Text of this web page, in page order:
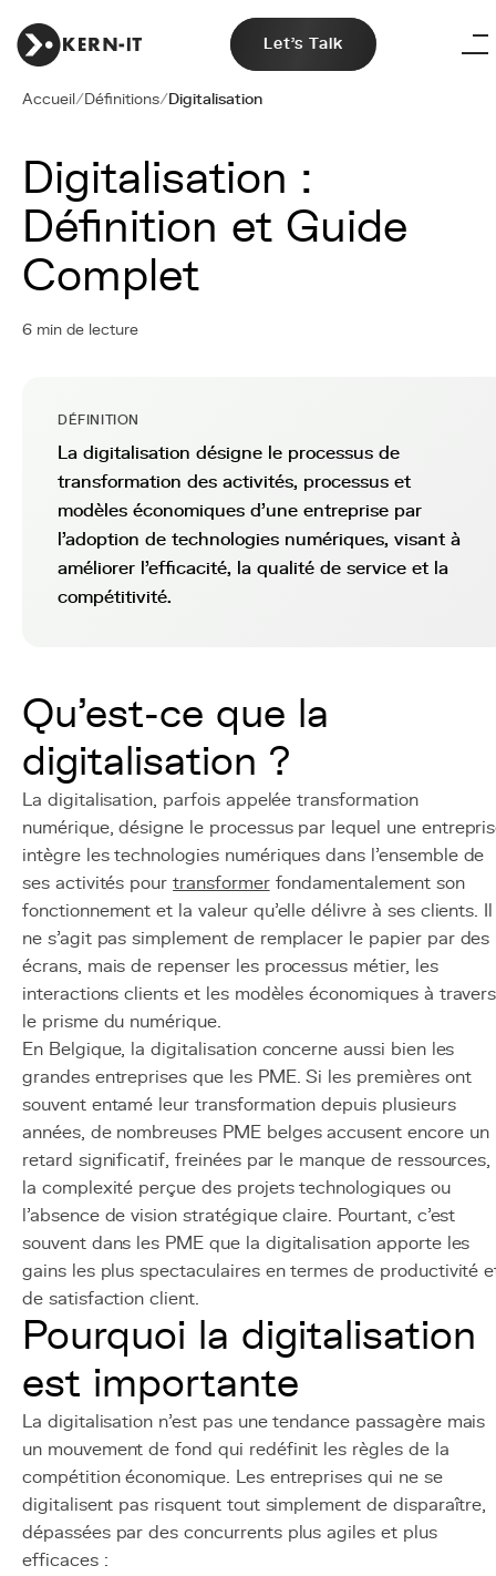
Let's Talk
Accueil/Définitions/Digitalisation
Digitalisation :
Définition et Guide
Complet
6 min de lecture
DÉFINITION
La digitalisation désigne le processus de
transformation des activités, processus et
modèles économiques d'une entreprise par
l'adoption de technologies numériques, visant à
améliorer l'efficacité, la qualité de service et la
compétitivité.
Qu'est-ce que la
digitalisation ?
La digitalisation, parfois appelée transformation
numérique, désigne le processus par lequel une
intègre les technologies numériques dans l'ensemble de
ses activités pourtransformerfondamentalement son
fonctionnement et la valeur qu'elle délivre à ses clients. Il
ne s'agit pas simplement de remplacer le papier par des
écrans, mais de repenser les processus métier, les
interactions clients et les modèles économiques à travers
le prisme du numérique.
En Belgique, la digitalisation concerne aussi bien les
grandes entreprises que les PME. Si les premières ont
souvent entamé leur transformation depuis plusieurs
années, de nombreuses PME belges accusent encore un
retard significatif, freinées par le manque de ressources,
la complexité perçue des projets technologiques ou
l'absence de vision stratégique claire. Pourtant, c'est
souvent dans les PME que la digitalisation apporte les
gains les plus spectaculaires en termes de productivité
de satisfaction client.
Pourquoi la digitalisation
est importante
La digitalisation n'est pas une tendance passagère mais
un mouvement de fond qui redéfinit les règles de la
compétition économique. Les entreprises qui ne se
digitalisent pas risquent tout simplement de disparaître,
dépassées par des concurrents plus agiles et plus
efficaces :